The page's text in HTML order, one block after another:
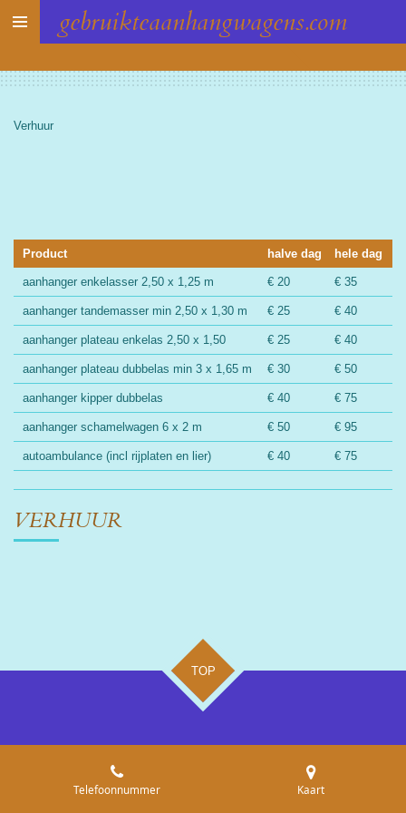
Ga
de
gebruikteaanhangwagens.com
Verhuur
Product halve dag hele dag
aanhanger enkelasser 2,50 x 1,25 m € 20 € 35
aanhanger tandemasser min 2,50 x 1,30 m € 25 € 40
aanhanger plateau enkelas 2,50 x 1,50 € 25 € 40
aanhanger plateau dubbelas min 3 x 1,65 m € 30 € 50
aanhanger kipper dubbelas € 40 € 75
aanhanger schamelwagen 6 x 2 m € 50 € 95
autoambulance (incl rijplaten en lier) € 40 € 75
VERHUUR
TOP
Telefoonnummer Kaart